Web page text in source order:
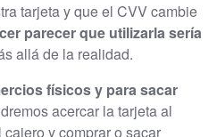
tarjeta y que el CVV cambie
parecer que utilizarla sería
allá de la realidad.
físicos y para sacar
acercar la tarjeta al
y comprar o sacar